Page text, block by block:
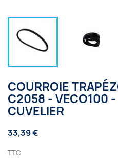
COURROIE
C2058 - VECO100
CUVELIER
33,39 €
TTC